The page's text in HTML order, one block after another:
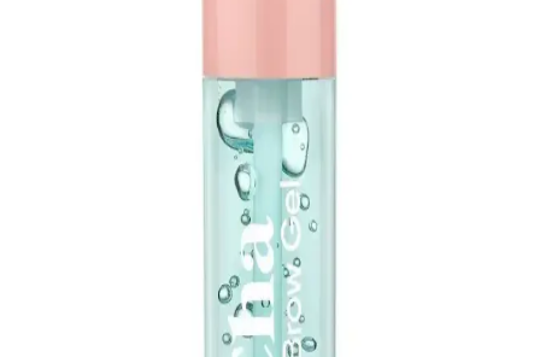
yetersiz kalıyor. Kaş laminasyonu ve alternatif ürünlerle güçlü tutuş
sağlama yöntemleri inceleniyor.
2025 Güncel En İyi Kaş Sabitleyici Markaları ve
2025'in en iyi kaş sabitleyici ürünleri ve markalarıyla, doğal ve
bakımlı kaşlara ulaşmanın ipuçlarını öğrenin. Kalıcılık ve doğal
görünüm için doğru seçimleri yapın.
Pnkre ve Rise and Shine Kaş Sabitleyicileri
Karşılaştırması: Hangi Ürün Sizin İçin Uygun